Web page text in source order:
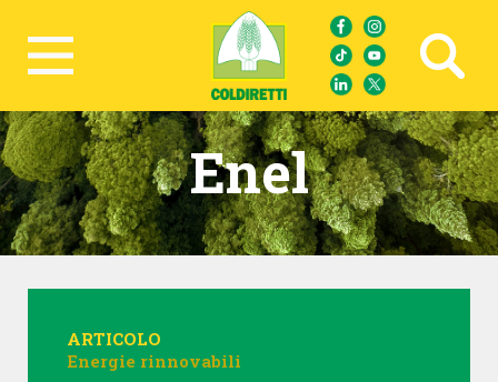
Ricerca avanzata
Enel
ARTICOLO
Energie rinnovabili